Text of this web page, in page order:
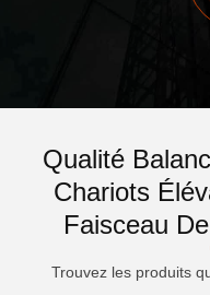
Qualité
Chariots
Faisceau
Trouvez les produits